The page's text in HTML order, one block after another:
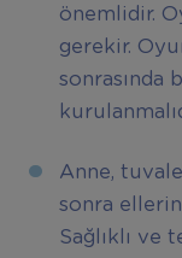
önemlidir.
gerekir.
sonrasında
Anne,
sonra ellerini
Sağlıklı ve